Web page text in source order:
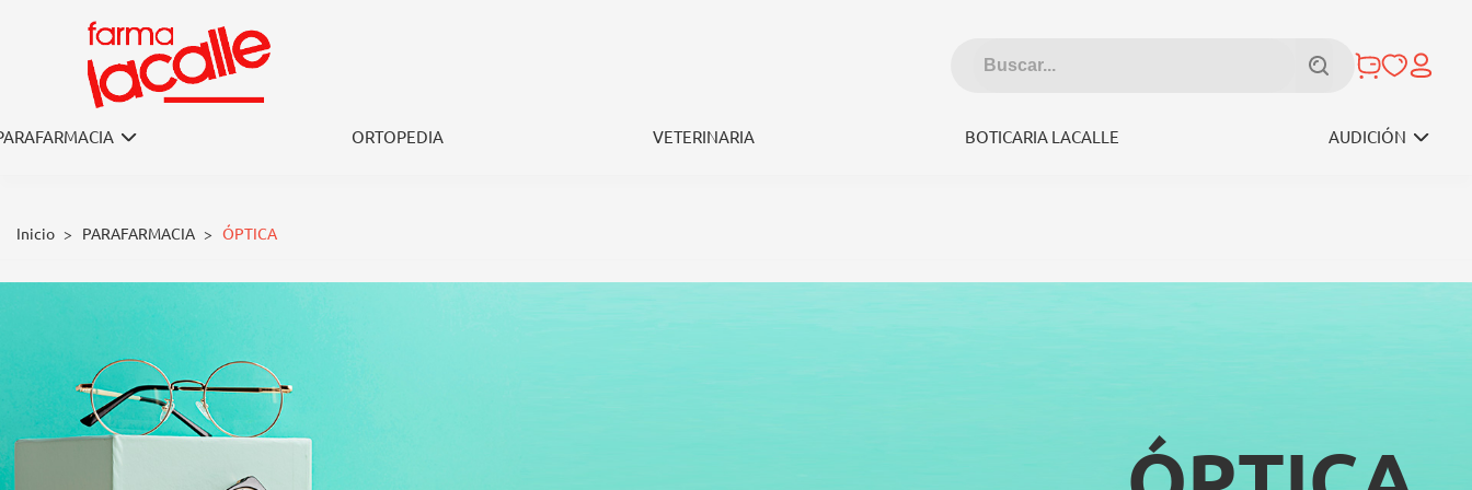
ORTOPEDIA VETERINARIA BOTICARIA LACALLE AUDICIÓN
Inicio > PARAFARMACIA > ÓPTICA